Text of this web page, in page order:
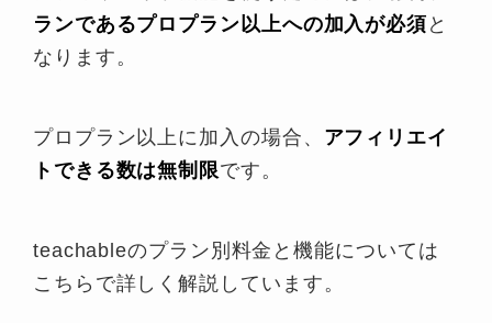
ランであるプロプラン以上への加入が必須 と
なります。
プロプラン以上に加入の場合、 アフィリエイ
トできる数は無制限です。
teachableのプラン別料金と機能については
こちらで詳しく解説しています。